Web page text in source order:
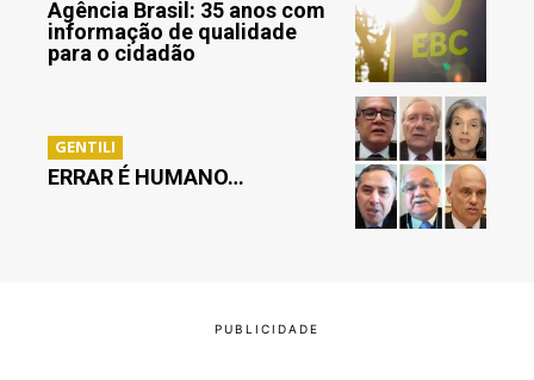
Agência Brasil: 35 anos com
informação de qualidade
para o cidadão
GENTILI
ERRAR É HUMANO…